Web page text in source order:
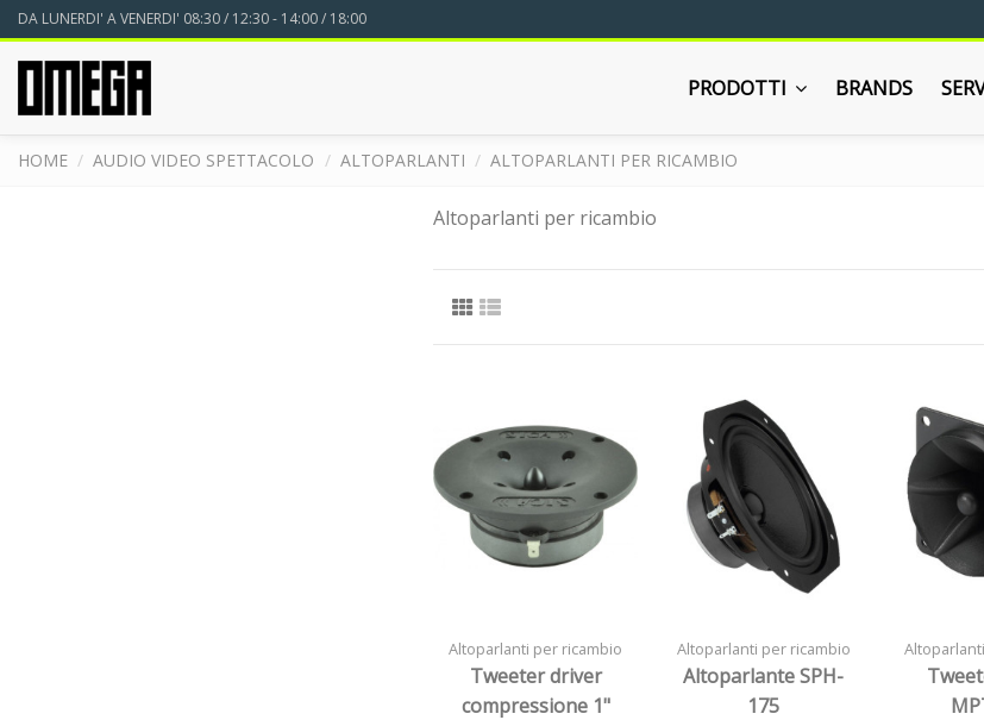
DA LUNERDI' A VENERDI' 08:30 / 12:30 - 14:00 / 18:00
PRODOTTI BRANDS
HOME AUDIO VIDEO SPETTACOLO ALTOPARLANTI ALTOPARLANTI PER RICAMBIO
Altoparlanti per ricambio
Altoparlanti per ricambio
Tweeter driver
compressione 1"
Altoparlanti per ricambio
Altoparlante SPH-
175